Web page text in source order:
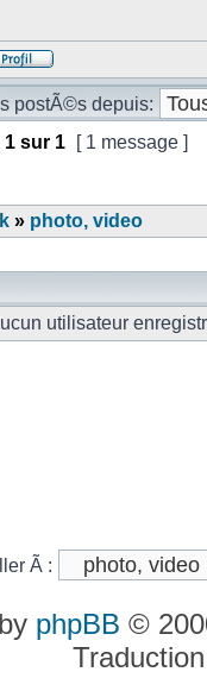
postÃ©s depuis:
1 sur 1 [ 1 message ]
» photo, video
utilisateur
Ã :
phpBB ©